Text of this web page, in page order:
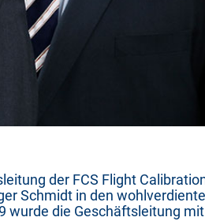
der FCS Flight
Schmidt in den
wurde die Geschäftsleitung